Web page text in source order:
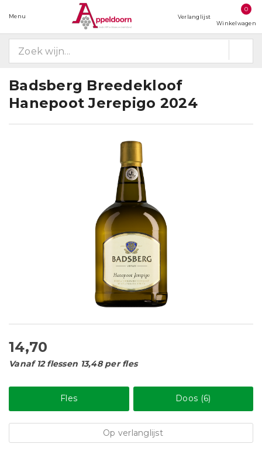
Menu Verlanglijst
0
Winkelwagen
Badsberg Breedekloof
Hanepoot Jerepigo 2024
14,70
Vanaf 12 flessen 13,48 per fles
Fles Doos (6)
Op verlanglijst